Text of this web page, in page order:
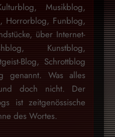
Musikblog,
Horrorblog, Funblog,
über Internet-
Kunstblog,
Blog, Schrottblog
genannt. Was alles
doch nicht. Der
ist zeitgenössische
des Wortes.